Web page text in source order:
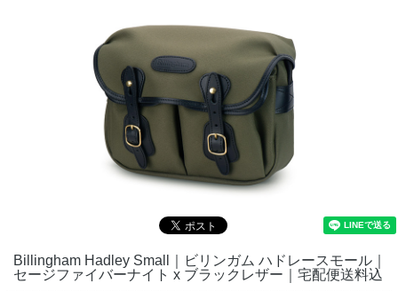
Billingham Hadley Small｜ビリンガム ハドレースモール｜
セージファイバーナイト x ブラックレザー｜宅配便送料込